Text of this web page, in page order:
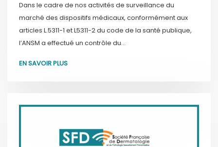
Dans le cadre de nos activités de surveillance du
marché des dispositifs médicaux, conformément aux
articles L.5311-1 et L5311-2 du code de la santé publique,
l’ANSM a effectué un contrôle du...
EN SAVOIR PLUS